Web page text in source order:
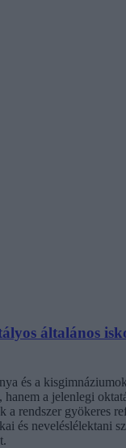
általános
és a
hanem a jelenlegi
a rendszer gyökeres
és neveléslélektani